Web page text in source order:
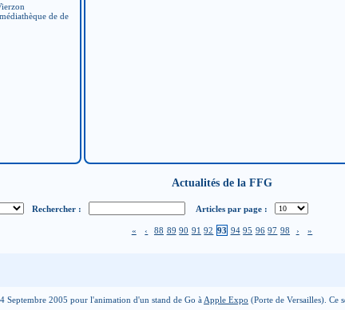
de de
Actualités de la FFG
Rechercher : Articles par page :
« ‹ 88 89 90 91 92 93 94 95 96 97 98 › »
Septembre 2005 pour l'animation d'un stand de Go à Apple Expo (Porte de Versailles). Ce